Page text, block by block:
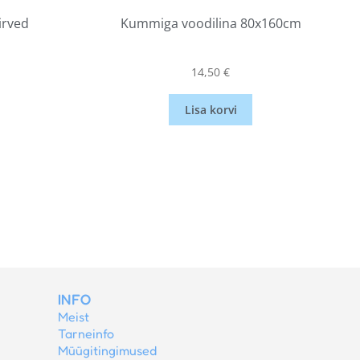
Kummiga voodilina 80x160cm
14,50€
Lisa korvi
INFO
Meist
Tarneinfo
Müügitingimused